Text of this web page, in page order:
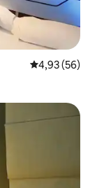
Évaluation
4,93 (56)